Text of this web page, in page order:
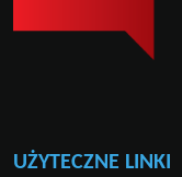
UŻYTECZNE LINKI